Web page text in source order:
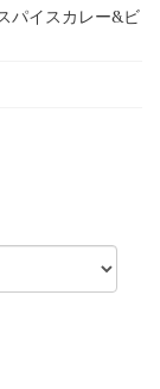
パイスカレー&ビ